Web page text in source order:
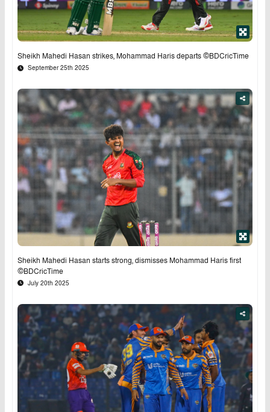
Sheikh Mahedi Hasan strikes, Mohammad Haris departs ©BDCricTime
September 25th 2025
Sheikh Mahedi Hasan starts strong, dismisses Mohammad Haris first
©BDCricTime
July 20th 2025